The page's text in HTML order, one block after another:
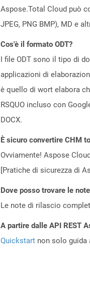
Aspose.Total Cloud può
JPEG, PNG BMP), MD e
Cos'è il formato ODT?
I file ODT sono il tipo di
applicazioni di
è quello di wort elabora
RSQUO incluso con
DOCX.
È sicuro convertire CHM
Ovviamente! Aspose
[Pratiche di sicurezza di
Dove posso trovare le
Le note di rilascio
A partire dalle API REST
Quickstart non solo guida